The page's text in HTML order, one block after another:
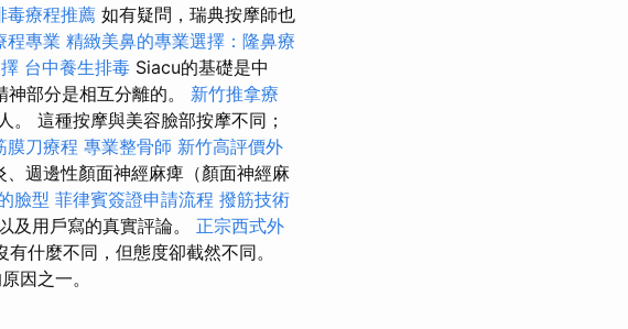
毒療程推薦 如有疑問，瑞典按摩師也
程專業 精緻美鼻的專業選擇：隆鼻療
台中養生排毒 Siacu的基礎是中
部分是相互分離的。 新竹推拿療
這種按摩與美容臉部按摩不同；
膜刀療程 專業整骨師 新竹高評價外
週邊性顏面神經麻痺（顏面神經麻
臉型 菲律賓簽證申請流程 撥筋技術
及用戶寫的真實評論。 正宗西式外
什麼不同，但態度卻截然不同。
因之一。